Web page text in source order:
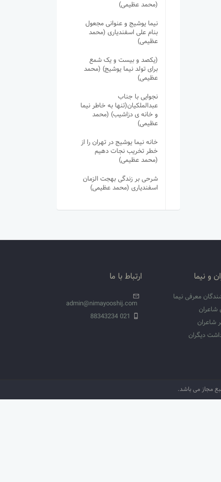
(محمد عظیمی)
نیما یوشیج و عنوانی مجعول
بنام علی اسفندیاری (محمد
عظیمی)
(یکصد و بیست و یک شمع
برای تولد نیما یوشیج) (محمد
عظیمی)
نجوایی با جناب
عبدالملکیان(تنها به خاطر نیما
و خانه ی دزاشیب) (محمد
عظیمی)
خانه نیما یوشیج در تهران را از
خطر تخریب نجات دهیم
(محمد عظیمی)
شرحی بر زندگی بهجت الزمان
اسفندیاری (محمد عظیمی)
و نیما
معرفی نیما
شاعران
شاعران
دیگران
ارتباط با ما
admin@nimayooshij.com
021 88343234
مجاز می باشد.